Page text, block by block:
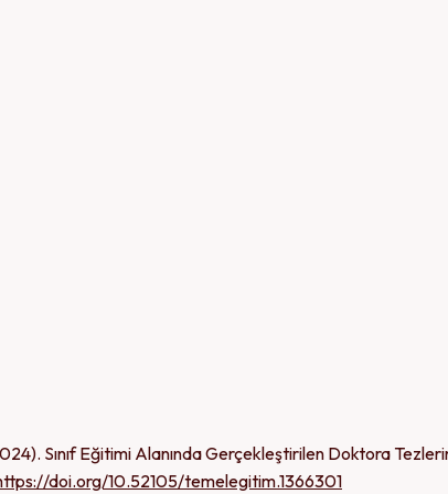
Sınıf Eğitimi Alanında Gerçekleştirilen Doktora
doi.org/10.52105/temelegitim.1366301